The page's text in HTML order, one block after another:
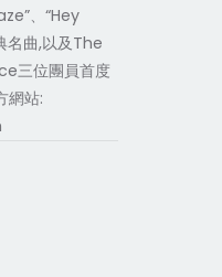
、“Hey
名曲,以及The
三位團員首度
網站: